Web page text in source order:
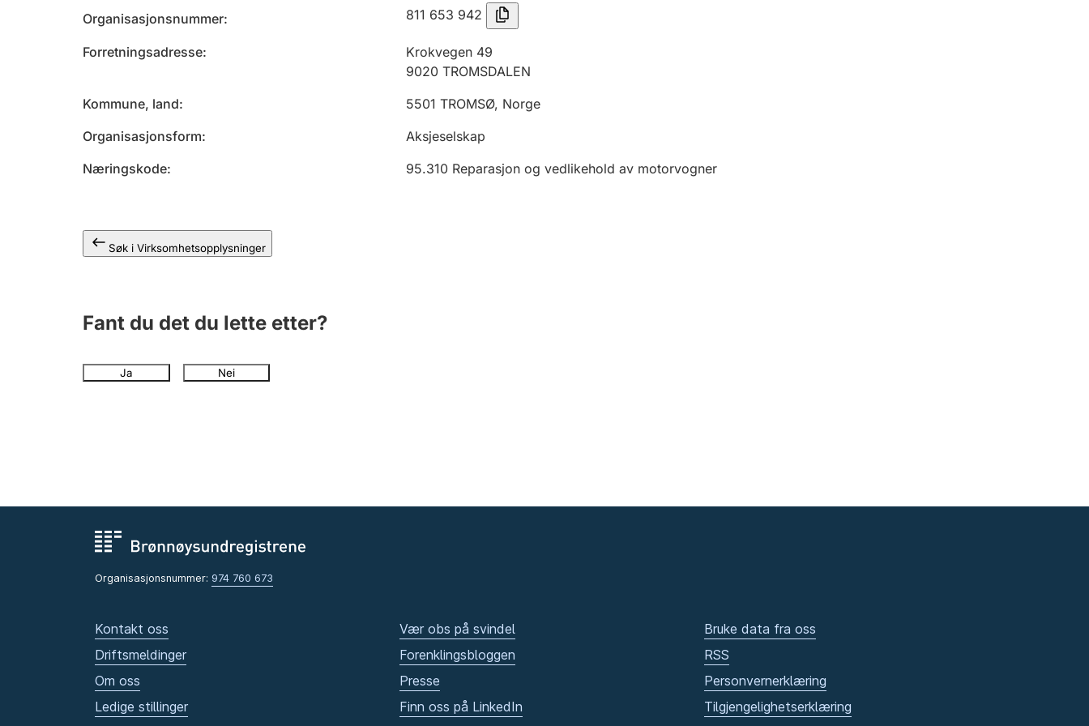
Organisasjonsnummer 811 653 942
Forretningsadresse
Krokvegen 49
9020 TROMSDALEN
Kommune, land
5501 TROMSØ, Norge
Organisasjonsform
Aksjeselskap
Næringskode
95.310 Reparasjon og vedlikehold av motorvogner
Søk i Virksomhetsopplysninger
Fant du det du lette etter?
Ja Nei
Organisasjonsnummer: 974 760 673
Kontakt oss
Driftsmeldinger
Om oss
Ledige stillinger
Vær obs på svindel
Forenklingsbloggen
Presse
Finn oss på LinkedIn
Bruke data fra oss
RSS
Personvernerklæring
Tilgjengelighetserklæring